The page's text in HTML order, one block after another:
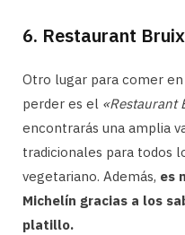
6. Restaurant
Otro lugar para comer
perder es el «Restaurant
encontrarás una amplia
tradicionales para todos
vegetariano. Además, es
Michelín gracias a los
platillo.